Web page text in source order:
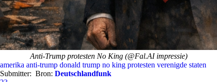
Anti-Trump protesten No King (@Fal.AI impressie)
amerika anti-trump donald trump no king protesten verenigde staten
Submitter: Bron: Deutschlandfunk